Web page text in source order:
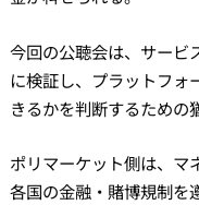
今回の公聴会は、サービ
に検証し、プラットフォ
きるかを判断するための
ポリマーケット側は、マ
各国の金融・賭博規制を